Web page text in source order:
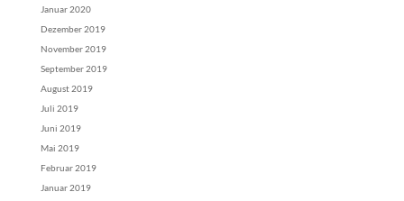
Januar 2020
Dezember 2019
November 2019
September 2019
August 2019
Juli 2019
Juni 2019
Mai 2019
Februar 2019
Januar 2019